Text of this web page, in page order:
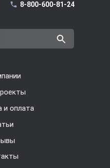
8-800-600-81-24
и оплата